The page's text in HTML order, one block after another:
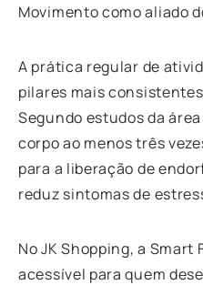
Movimento como aliado
A prática regular de
pilares mais
Segundo estudos da
corpo ao menos três
para a liberação de
reduz sintomas de
No JK Shopping, a
acessível para quem